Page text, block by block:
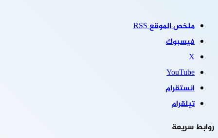
ملخص الموقع RSS
فيسبوك
‫X
‫YouTube
انستقرام
تيلقرام
روابط سريعة